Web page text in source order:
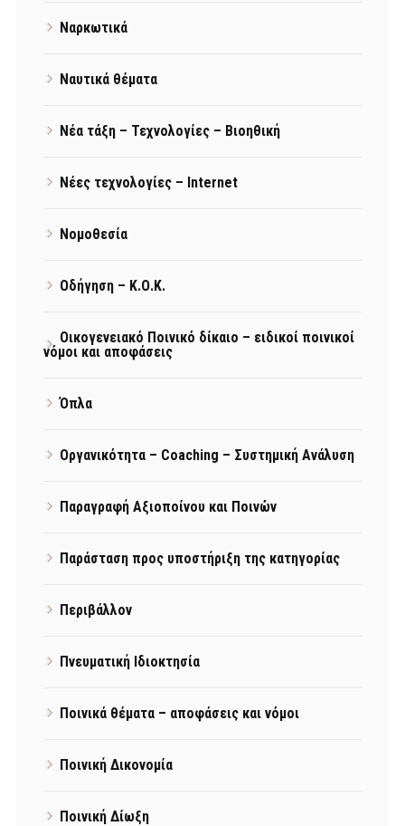
Ναρκωτικά
Ναυτικά θέματα
Νέα τάξη – Τεχνολογίες – Βιοηθική
Νέες τεχνολογίες – Internet
Νομοθεσία
Οδήγηση – Κ.Ο.Κ.
Οικογενειακό Ποινικό δίκαιο – ειδικοί ποινικοί
νόμοι και αποφάσεις
Όπλα
Οργανικότητα – Coaching – Συστημική Ανάλυση
Παραγραφή Αξιοποίνου και Ποινών
Παράσταση προς υποστήριξη της κατηγορίας
Περιβάλλον
Πνευματική Ιδιοκτησία
Ποινικά θέματα – αποφάσεις και νόμοι
Ποινική Δικονομία
Ποινική Δίωξη